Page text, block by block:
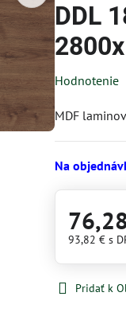
DDL
Hodnotenie
MDF
Na
93,82 €s
Pridať k